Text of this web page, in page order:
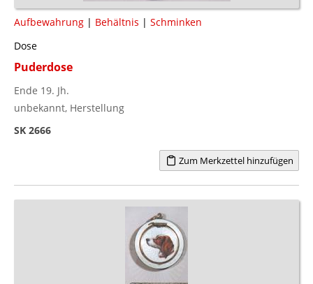
Aufbewahrung | Behältnis | Schminken
Dose
Puderdose
Ende 19. Jh.
unbekannt, Herstellung
SK 2666
Zum Merkzettel hinzufügen